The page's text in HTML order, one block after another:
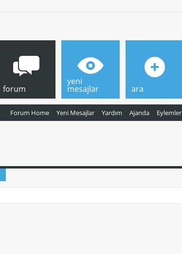
forum
Forum Home Yeni Mesajlar Yardım Ajanda Eylemler
yeni
mesajlar ara